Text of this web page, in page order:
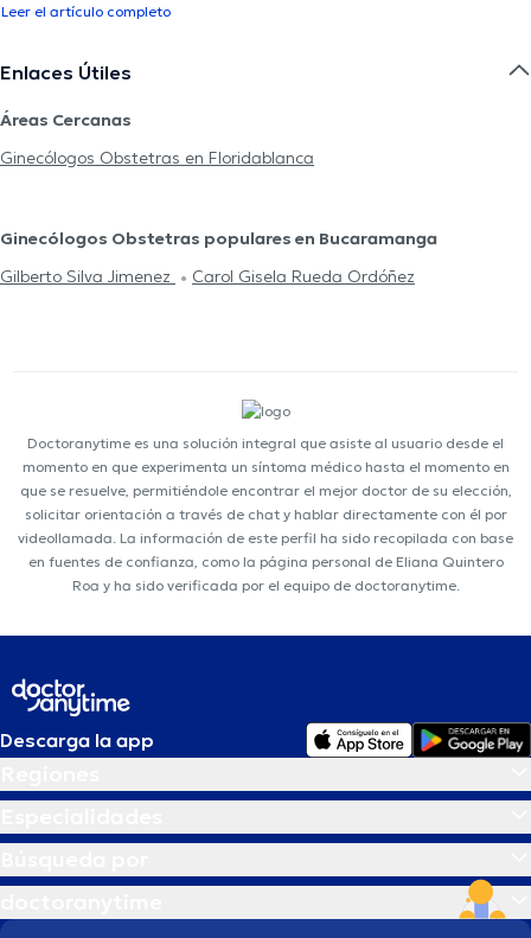
Leer el artículo completo
Enlaces Útiles
Áreas Cercanas
Ginecólogos Obstetras en Floridablanca
Ginecólogos Obstetras populares en Bucaramanga
Gilberto Silva Jimenez
Carol Gisela Rueda Ordóñez
Doctoranytime es una solución integral que asiste al usuario desde el
momento en que experimenta un síntoma médico hasta el momento en
que se resuelve, permitiéndole encontrar el mejor doctor de su elección,
solicitar orientación a través de chat y hablar directamente con él por
videollamada. La información de este perfil ha sido recopilada con base
en fuentes de confianza, como la página personal de Eliana Quintero
Roa y ha sido verificada por el equipo de doctoranytime.
Descarga la app